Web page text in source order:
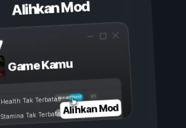
Alihkan Mod
Game Kamu
Aktif
Nonaktif
Health Tak Terbatas
Stamina Tak TerbatasAlihkan Mod